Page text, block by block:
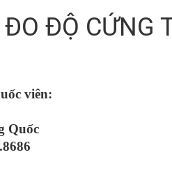
ĐỘ CỨNG
viên:
Quốc